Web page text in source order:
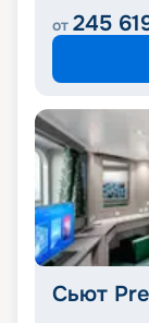
от 245
Сьют